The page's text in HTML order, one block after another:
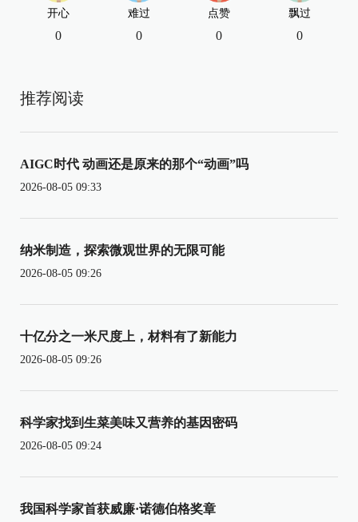
开心
0
难过
0
点赞
0
飘过
0
推荐阅读
AIGC时代 动画还是原来的那个“动画”吗
2026-08-05 09:33
纳米制造，探索微观世界的无限可能
2026-08-05 09:26
十亿分之一米尺度上，材料有了新能力
2026-08-05 09:26
科学家找到生菜美味又营养的基因密码
2026-08-05 09:24
我国科学家首获威廉·诺德伯格奖章